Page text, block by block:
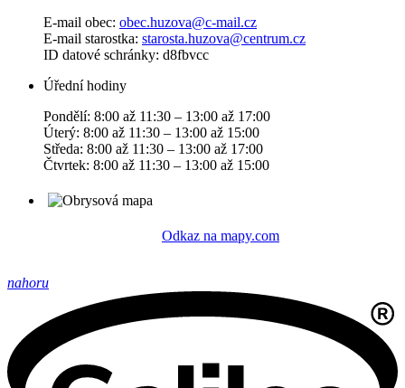
E-mail obec: obec.huzova@c-mail.cz
E-mail starostka: starosta.huzova@centrum.cz
ID datové schránky: d8fbvcc
Úřední hodiny
Pondělí: 8:00 až 11:30 – 13:00 až 17:00
Úterý: 8:00 až 11:30 – 13:00 až 15:00
Středa: 8:00 až 11:30 – 13:00 až 17:00
Čtvrtek: 8:00 až 11:30 – 13:00 až 15:00
Odkaz na mapy.com
nahoru